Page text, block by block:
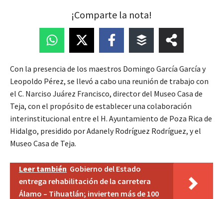
¡Comparte la nota!
Con la presencia de los maestros Domingo García García y
Leopoldo Pérez, se llevó a cabo una reunión de trabajo con
el C. Narciso Juárez Francisco, director del Museo Casa de
Teja, con el propósito de establecer una colaboración
interinstitucional entre el H. Ayuntamiento de Poza Rica de
Hidalgo, presidido por Adanely Rodríguez Rodríguez, y el
Museo Casa de Teja.
Leer también Gobierno del Estado
entrega rehabilitación de la carretera
Álamo – Tihuatlán; invierten más de 100